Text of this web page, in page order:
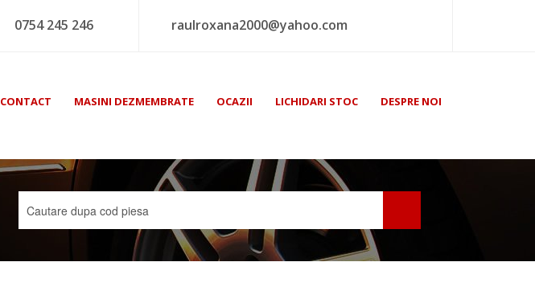
0754 245 246 raulroxana2000@yahoo.com
CONTACT MASINI DEZMEMBRATE OCAZII LICHIDARI STOC DESPRE NOI